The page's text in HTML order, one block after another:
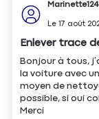
Le17 août
Enlever trace
Bonjour à tous,
la voiture avec
moyen de
possible, si oui
Merci